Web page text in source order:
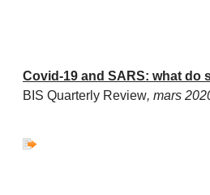
Covid-19 and SARS: what do
BIS Quarterly Review, mars